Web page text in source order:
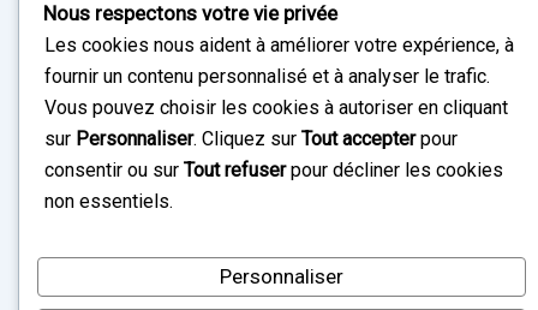
Nous respectons votre vie privée
Les cookies nous aident à améliorer votre expérience, à
fournir un contenu personnalisé et à analyser le trafic.
Vous pouvez choisir les cookies à autoriser en cliquant
sur Personnaliser. Cliquez sur Tout accepterpour
consentir ou sur Tout refuserpour décliner les cookies
non essentiels.
Personnaliser